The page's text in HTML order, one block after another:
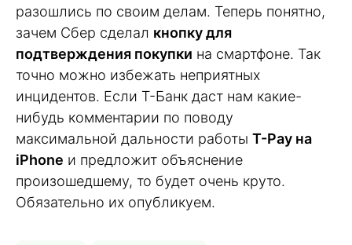
разошлись по своим делам. Теперь понятно,
зачем Сбер сделал кнопку для
подтверждения покупки на смартфоне. Так
точно можно избежать неприятных
инцидентов. Если Т-Банк даст нам какие-
нибудь комментарии по поводу
максимальной дальности работы T-Pay на
iPhone и предложит объяснение
произошедшему, то будет очень круто.
Обязательно их опубликуем.